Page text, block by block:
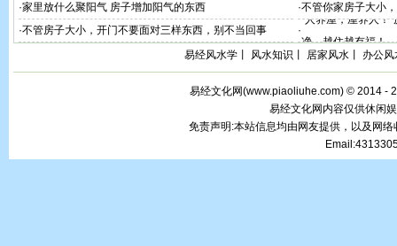
·家里放什么聚阳气 房子增加阳气的东西 ·不管你家房子大小
·不管房子大小，开门不要面对三样东西，别不当回事 ·
“人养屋，屋养人！
净，越住越有福！
易经风水学
风水知识 居家风水 办公风
易经文化网(www.piaoliuhe.com) © 2014 -
易经文化网内容仅供休闲
免责声明:本站信息均由网友提供，以及网